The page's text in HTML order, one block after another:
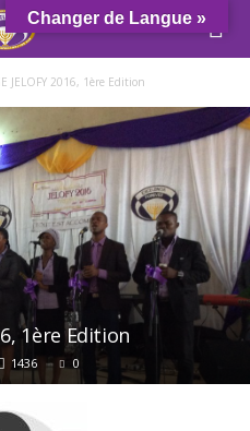
JELOFY 2016, 1ère Edition
1ère Edition
1436 0
Changer de Langue »